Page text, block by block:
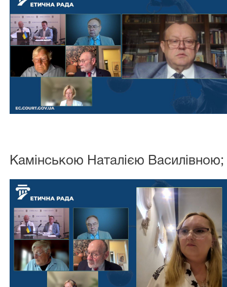
Камінською Наталією Василівною;